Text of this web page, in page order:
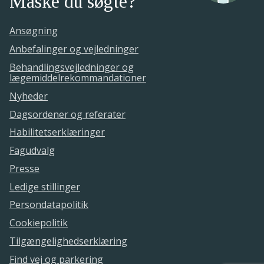
Ansøgning
Anbefalinger og vejledninger
Behandlingsvejledninger og
lægemiddelrekommandationer
Nyheder
Dagsordener og referater
Habilitetserklæringer
Fagudvalg
Presse
Ledige stillinger
Persondatapolitik
Cookiepolitik
Tilgængelighedserklæring
Find vej og parkering